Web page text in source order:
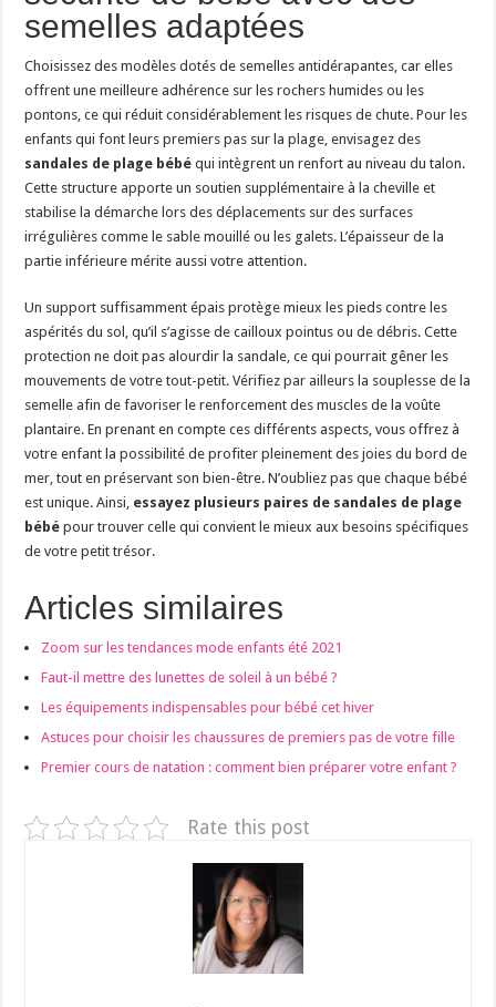
semelles adaptées
Choisissez des modèles dotés de semelles antidérapantes, car elles
offrent une meilleure adhérence sur les rochers humides ou les
pontons, ce qui réduit considérablement les risques de chute. Pour les
enfants qui font leurs premiers pas sur la plage, envisagez des
sandales de plage bébé qui intègrent un renfort au niveau du talon.
Cette structure apporte un soutien supplémentaire à la cheville et
stabilise la démarche lors des déplacements sur des surfaces
irrégulières comme le sable mouillé ou les galets. L’épaisseur de la
partie inférieure mérite aussi votre attention.
Un support suffisamment épais protège mieux les pieds contre les
aspérités du sol, qu’il s’agisse de cailloux pointus ou de débris. Cette
protection ne doit pas alourdir la sandale, ce qui pourrait gêner les
mouvements de votre tout-petit. Vérifiez par ailleurs la souplesse de la
semelle afin de favoriser le renforcement des muscles de la voûte
plantaire. En prenant en compte ces différents aspects, vous offrez à
votre enfant la possibilité de profiter pleinement des joies du bord de
mer, tout en préservant son bien-être. N’oubliez pas que chaque bébé
est unique. Ainsi, essayez plusieurs paires de sandales de plage
bébé pour trouver celle qui convient le mieux aux besoins spécifiques
de votre petit trésor.
Articles similaires
Zoom sur les tendances mode enfants été 2021
Faut-il mettre des lunettes de soleil à un bébé ?
Les équipements indispensables pour bébé cet hiver
Astuces pour choisir les chaussures de premiers pas de votre fille
Premier cours de natation : comment bien préparer votre enfant ?
Rate this post